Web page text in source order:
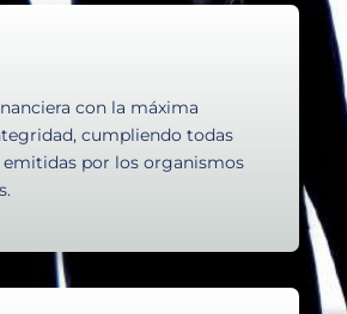
con la máxima
cumpliendo todas
emitidas por los organismos